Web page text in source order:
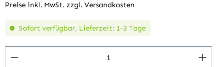
Preise inkl. MwSt. zzgl. Versandkosten
Sofort verfügbar, Lieferzeit: 1-3 Tage
Produkt Anzahl: Gib den gewünschten